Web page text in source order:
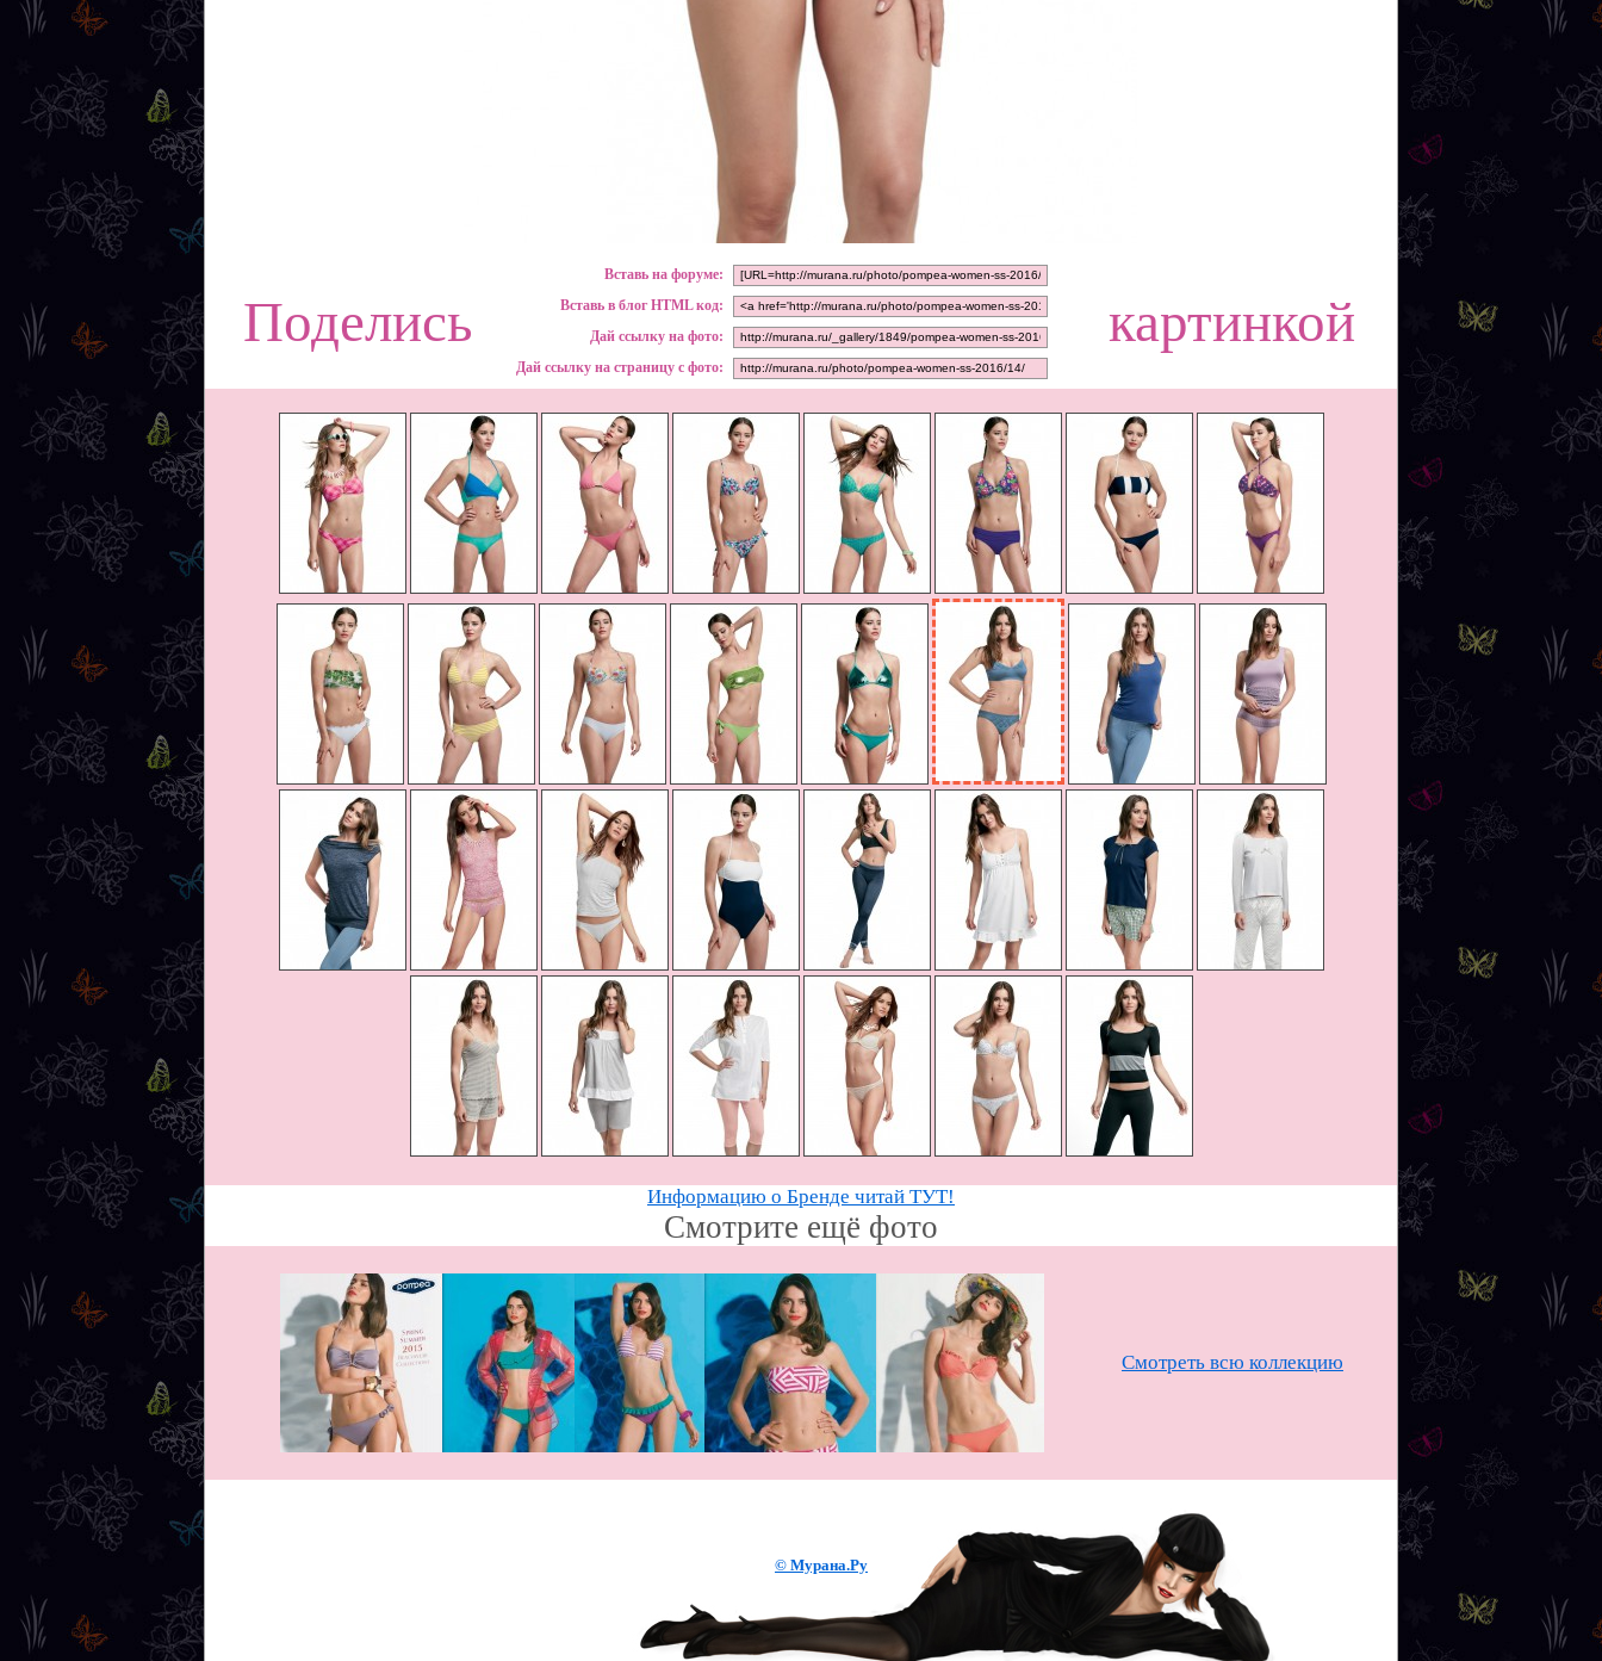
Поделись
Вставь на форуме:
Вставь в блог HTML код:
Дай ссылку на фото:
Дай ссылку на страницу с фото:
картинкой
Информацию о Бренде читай ТУТ!
Смотрите ещё фото
Смотреть всю коллекцию
© Мурана.Ру